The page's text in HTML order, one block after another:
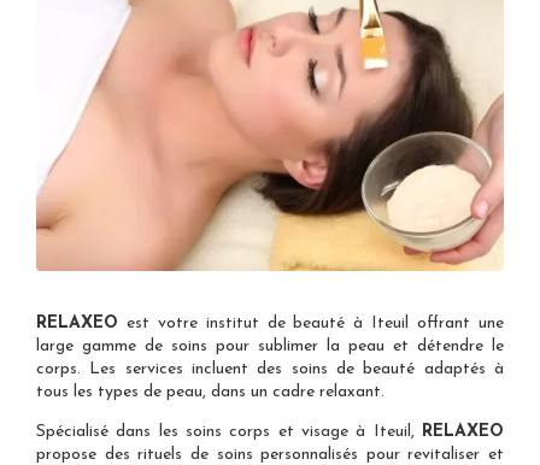
RELAXEO est votre institut de beauté à Iteuil
offrant une
large gamme de soins pour sublimer la peau et détendre le
corps. Les services incluent des soins de beauté adaptés à
tous les types de peau, dans un cadre relaxant.
Spécialisé dans les soins corps et visage à Iteuil , RELAXEO
propose des rituels de soins personnalisés pour revitaliser et